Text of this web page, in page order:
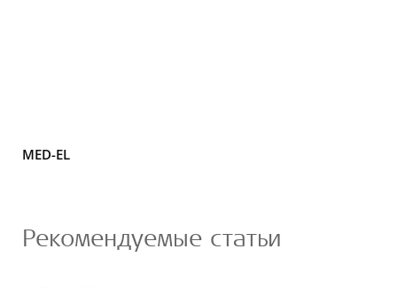
MED-EL
Рекомендуемые статьи